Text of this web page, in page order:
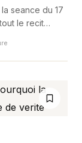
seance du 17
le recit